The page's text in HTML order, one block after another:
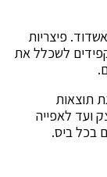
פיצריות
לשכלל את
תוצאות
ועד לאפייה
בכל ביס.